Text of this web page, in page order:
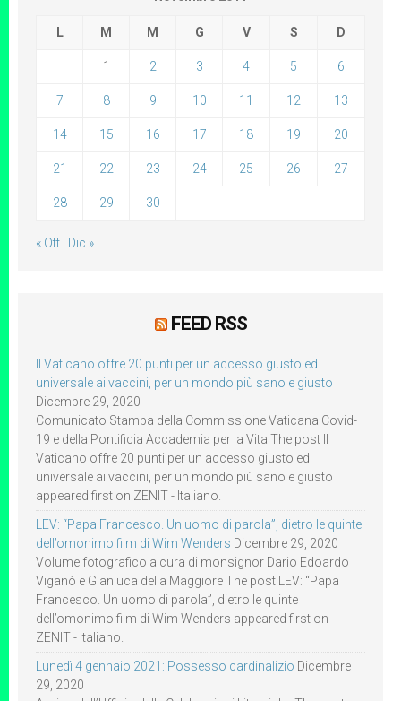
L M M G V S D
1 2 3 4 5 6
7 8 9 10 11 12 13
14 15 16 17 18 19 20
21 22 23 24 25 26 27
28 29 30
« Ott Dic »
FEED RSS
Il Vaticano offre 20 punti per un accesso giusto ed
universale ai vaccini, per un mondo più sano e giusto
Dicembre 29, 2020
Comunicato Stampa della Commissione Vaticana Covid-
19 e della Pontificia Accademia per la Vita The post Il
Vaticano offre 20 punti per un accesso giusto ed
universale ai vaccini, per un mondo più sano e giusto
appeared first on ZENIT - Italiano.
LEV: “Papa Francesco. Un uomo di parola”, dietro le quinte
dell’omonimo film di Wim Wenders Dicembre 29, 2020
Volume fotografico a cura di monsignor Dario Edoardo
Viganò e Gianluca della Maggiore The post LEV: “Papa
Francesco. Un uomo di parola”, dietro le quinte
dell’omonimo film di Wim Wenders appeared first on
ZENIT - Italiano.
Lunedì 4 gennaio 2021: Possesso cardinalizio Dicembre
29, 2020